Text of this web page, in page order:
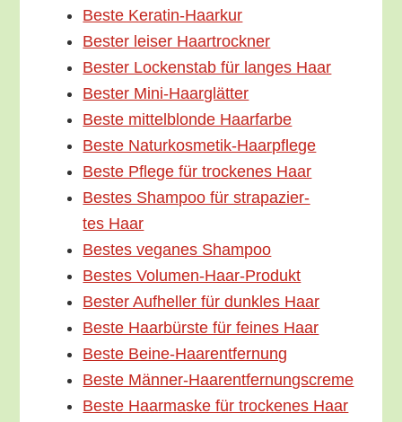
Bes­te Keratin-Haarkur
Bes­ter lei­ser Haartrockner
Bes­ter Locken­stab für lan­ges Haar
Bes­ter Mini-Haarglätter
Bes­te mit­tel­blon­de Haarfarbe
Bes­te Naturkosmetik-Haarpflege
Bes­te Pfle­ge für tro­cke­nes Haar
Bes­tes Sham­poo für stra­pa­zier­
tes Haar
Bes­tes vega­nes Shampoo
Bes­tes Volumen-Haar-Produkt
Bes­ter Auf­hel­ler für dunk­les Haar
Bes­te Haar­bürs­te für fei­nes Haar
Bes­te Beine-Haarentfernung
Bes­te Männer-Haarentfernungscreme
Bes­te Haar­mas­ke für tro­cke­nes Haar